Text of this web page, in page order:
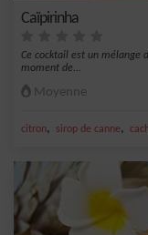
Caïpirinha
Ce cocktail est un mélange
moment de...
Moyenne
citron, sirop de canne,